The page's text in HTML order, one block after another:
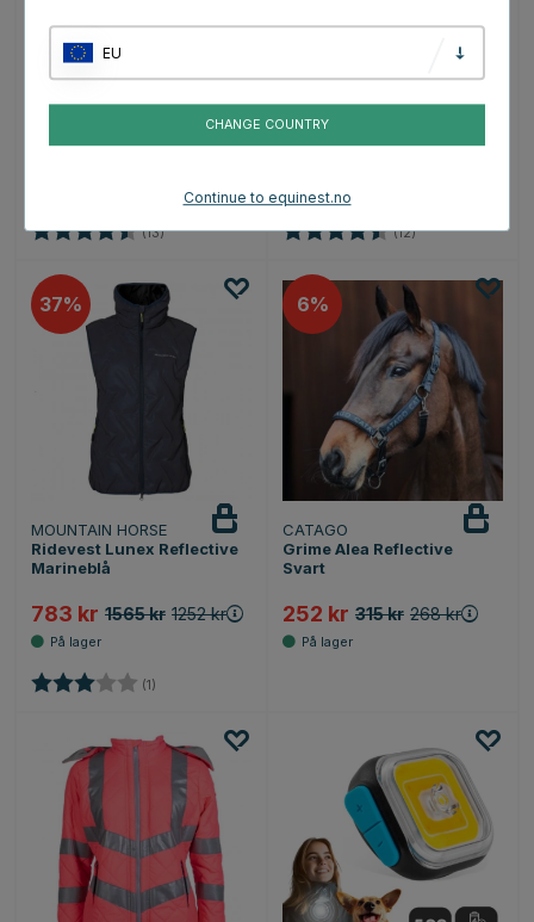
HANSBO SPORT
Karakter: (13)4.1 av 5 mulige
HORSE GUARD
B'Seen 2-pk HG Gul
Karakter: (12)4.3 av 5 mulige
37%
MOUNTAIN HORSE
Ridevest Lunex Reflective
Marineblå
783 kr 1565 kr 1252 kr
Karakter: (1)
6%
CATAGO
Grime Alea Reflective
Svart
252 kr 315 kr 268 kr
EU
CHANGE COUNTRY
Continue to equinest.no